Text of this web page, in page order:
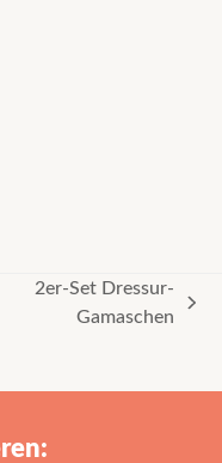
2er-Set Dressur-
Gamaschen